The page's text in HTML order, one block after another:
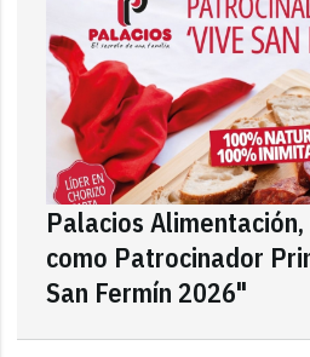
Palacios Alimentación,
como Patrocinador
San Fermín 2026"